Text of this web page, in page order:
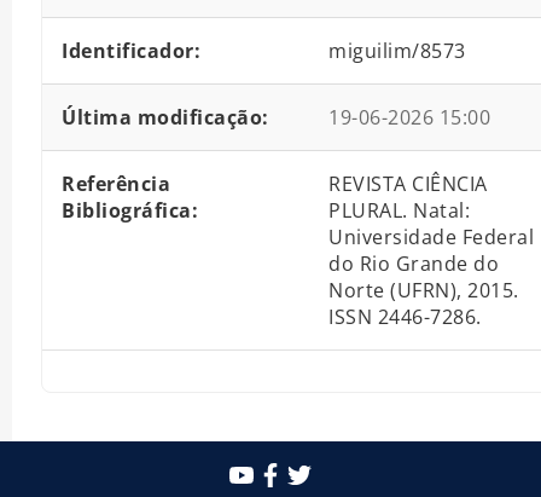
Identificador: miguilim/8573
Última modificação: 19-06-2026 15:00
Referência
Bibliográfica:
REVISTA CIÊNCIA
PLURAL. Natal:
Universidade Federal
do Rio Grande do
Norte (UFRN), 2015.
ISSN 2446-7286.